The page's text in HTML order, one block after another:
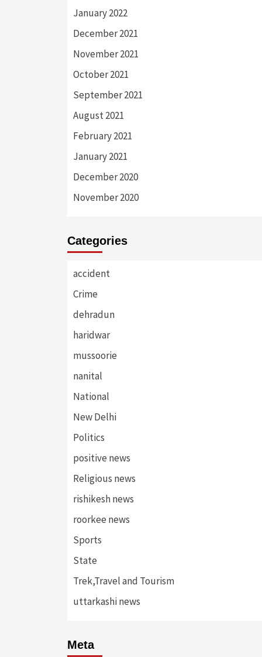
January 2022
December 2021
November 2021
October 2021
September 2021
August 2021
February 2021
January 2021
December 2020
November 2020
Categories
accident
Crime
dehradun
haridwar
mussoorie
nanital
National
New Delhi
Politics
positive news
Religious news
rishikesh news
roorkee news
Sports
State
Trek,Travel and Tourism
uttarkashi news
Meta